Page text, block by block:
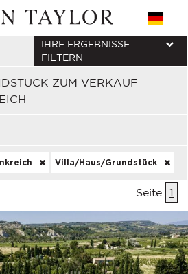
ZUM VERKAUF
IHRE ERGEBNISSE
FILTERN
Villa/Haus/Grundstück
Seite 1